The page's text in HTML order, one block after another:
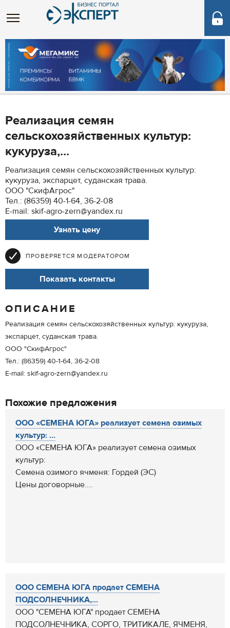
Реализация семян
сельскохозяйственных культур:
кукуруза,...
Реализация семян сельскохозяйственных культур:
кукуруза, экспарцет, суданская трава.
ООО "СкифАгрос"
Тел.: (86359) 40-1-64, 36-2-08
E-mail: skif-agro-zern@yandex.ru
Узнать цену
ПРОВЕРЯЕТСЯ МОДЕРАТОРОМ
Показать контакты
ОПИСАНИЕ
Реализация семян сельскохозяйственных культур: кукуруза,
экспарцет, суданская трава.
ООО "СкифАгрос"
Тел.: (86359) 40-1-64, 36-2-08
E-mail: skif-agro-zern@yandex.ru
Похожие предложения
ООО «СЕМЕНА ЮГА» реализует семена озимых
культур: ...
ООО «СЕМЕНА ЮГА» реализует семена озимых
культур:
Семена озимого ячменя: Гордей (ЭС)
Цены договорные....
ООО СЕМЕНА ЮГА продает СЕМЕНА
ПОДСОЛНЕЧНИКА,...
ООО "СЕМЕНА ЮГА" продает СЕМЕНА
ПОДСОЛНЕЧНИКА, СОРГО, ТРИТИКАЛЕ, ЯЧМЕНЯ,